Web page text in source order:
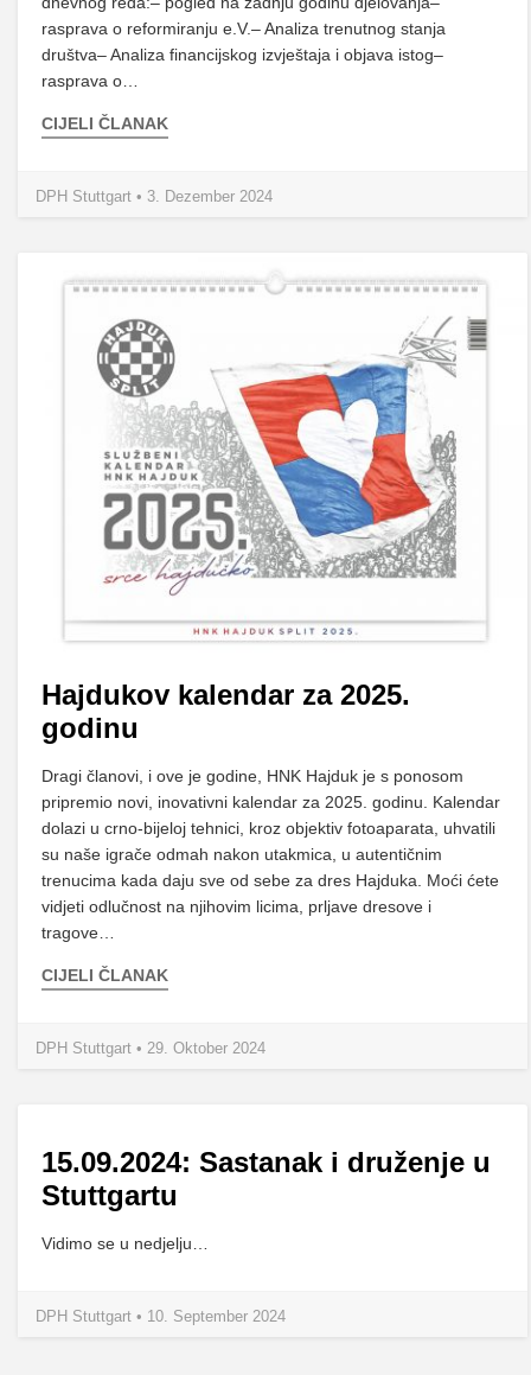
rasprava o reformiranju e.V.– Analiza trenutnog stanja
društva– Analiza financijskog izvještaja i objava istog–
rasprava o…
CIJELI ČLANAK
DPH Stuttgart • 3. Dezember 2024
Hajdukov kalendar za 2025.
godinu
Dragi članovi, i ove je godine, HNK Hajduk je s ponosom
pripremio novi, inovativni kalendar za 2025. godinu. Kalendar
dolazi u crno-bijeloj tehnici, kroz objektiv fotoaparata, uhvatili
su naše igrače odmah nakon utakmica, u autentičnim
trenucima kada daju sve od sebe za dres Hajduka. Moći ćete
vidjeti odlučnost na njihovim licima, prljave dresove i
tragove…
CIJELI ČLANAK
DPH Stuttgart • 29. Oktober 2024
15.09.2024: Sastanak i druženje u
Stuttgartu
Vidimo se u nedjelju…
DPH Stuttgart • 10. September 2024